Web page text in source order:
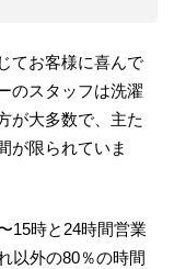
てお客様に喜んで
のスタッフは洗濯
が大多数で、主た
が限られていま
15時と24時間営業
以外の80％の時間